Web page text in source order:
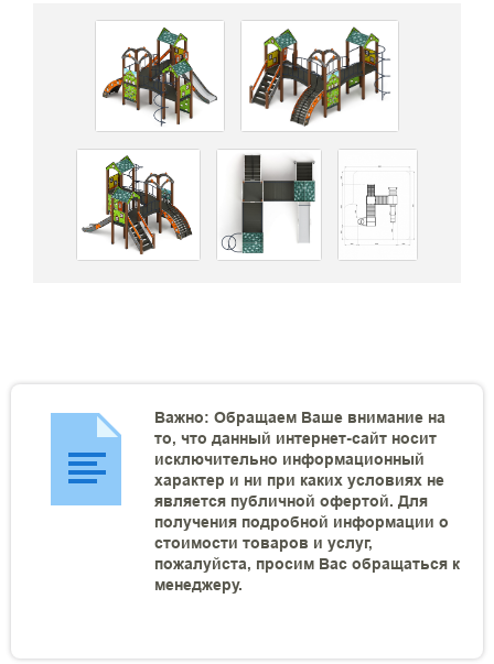
Важно: Обращаем Ваше внимание на
то, что данный интернет-сайт носит
исключительно информационный
характер и ни при каких условиях не
является публичной офертой. Для
получения подробной информации о
стоимости товаров и услуг,
пожалуйста, просим Вас обращаться к
менеджеру.